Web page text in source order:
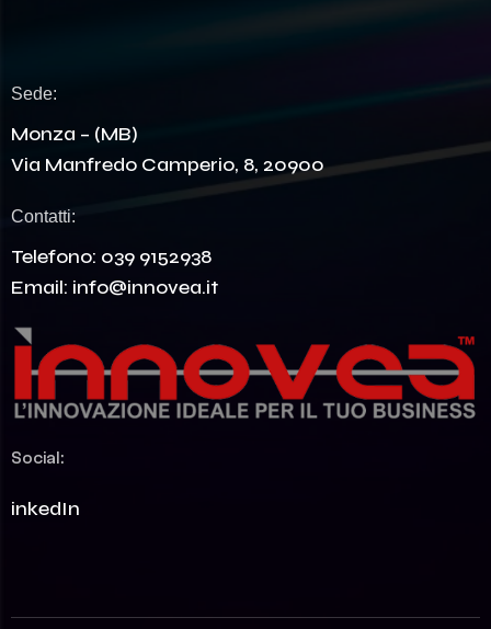
Sede:
Monza – (MB)
Via Manfredo Camperio, 8, 20900
Contatti:
Telefono: 039 9152938
Email: info@innovea.it
Social:
LinkedIn